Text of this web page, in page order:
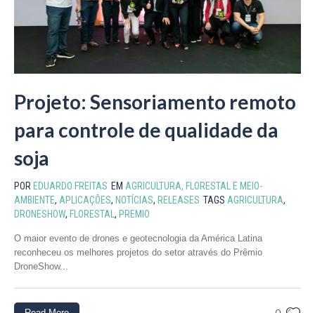
Projeto: Sensoriamento remoto
para controle de qualidade da
soja
POR EDUARDO FREITAS EM AGRICULTURA, FLORESTAL E MEIO-
AMBIENTE, APLICAÇÕES, NOTÍCIAS, RELEASES TAGS AGRICULTURA,
DRONESHOW, FLORESTAL , PREMIO
O maior evento de drones e geotecnologia da América Latina
reconheceu os melhores projetos do setor através do Prêmio
DroneShow...